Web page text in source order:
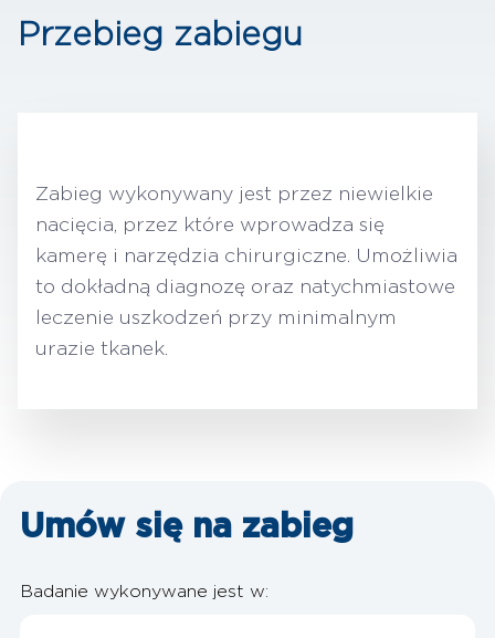
Przebieg zabiegu
Zabieg wykonywany jest przez niewielkie
nacięcia, przez które wprowadza się
kamerę i narzędzia chirurgiczne. Umożliwia
to dokładną diagnozę oraz natychmiastowe
leczenie uszkodzeń przy minimalnym
urazie tkanek.
Umów się na zabieg
Badanie wykonywane jest w: